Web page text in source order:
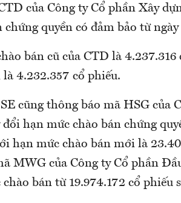
của Công ty Cổ phần Xây
chứng quyền có đảm bảo từ ngày
bán cũ của CTD là
4.232.357 cổ phiếu.
cũng thông báo mã HSG của
đổi hạn mức chào bán chứng
hạn mức chào bán mới là
MWG của Công ty Cổ phần
bán từ 19.974.172 cổ phiếu